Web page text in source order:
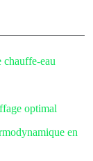
chauffe-eau
optimal
en